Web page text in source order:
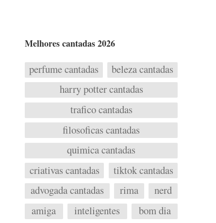
Melhores cantadas 2026
perfume cantadas
beleza cantadas
harry potter cantadas
trafico cantadas
filosoficas cantadas
quimica cantadas
criativas cantadas
tiktok cantadas
advogada cantadas
rima
nerd
amiga
inteligentes
bom dia